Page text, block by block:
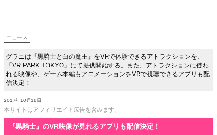
ニュース
グラニは『黒騎士と白の魔王』をVRで体験できるアトラクションを、
「VR PARK TOKYO」にて提供開始する。また、アトラクションに使わ
れる映像や、ゲーム本編もアニメーションをVRで視聴できるアプリも配
信決定！
2017年10月19日
本サイトはアフィリエイト広告を含みます。
『黒騎士』のVR映像が見れるアプリも配信決定！